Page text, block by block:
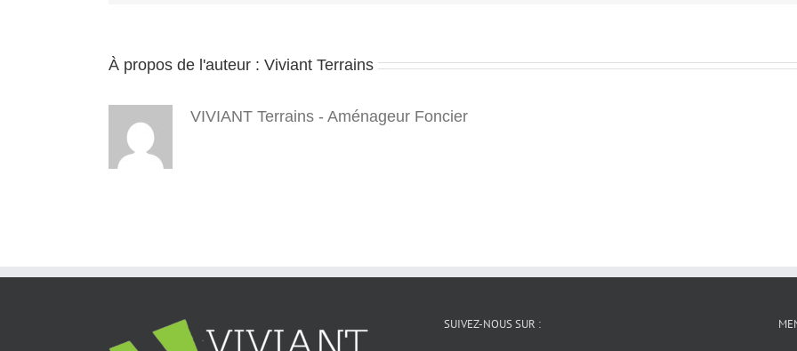
viviant
aménageur
À propos de l'auteur : Viviant Terrains
VIVIANT Terrains - Aménageur Foncier
SUIVEZ-NOUS SUR :